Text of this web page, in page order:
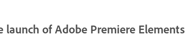
of Adobe Premiere Elements